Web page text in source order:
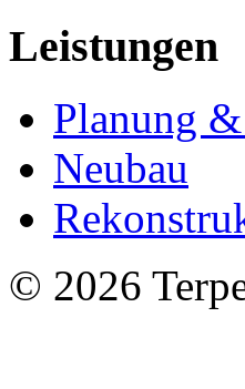
Leistungen
Planung
Neubau
© 2026